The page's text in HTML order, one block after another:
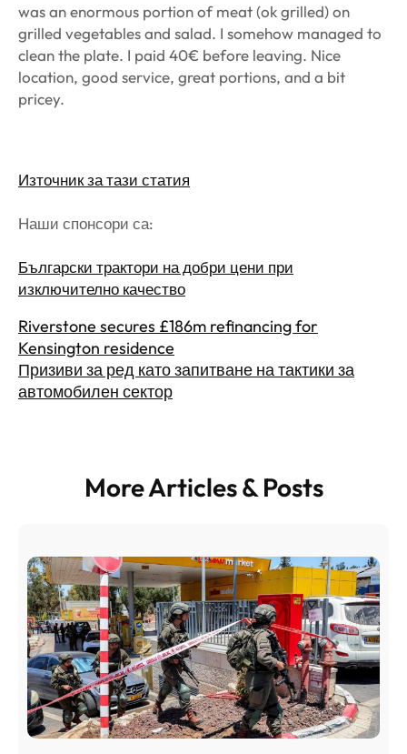
was an enormous portion of meat (ok grilled) on
grilled vegetables and salad. I somehow managed to
clean the plate. I paid 40€ before leaving. Nice
location, good service, great portions, and a bit
pricey.
Източник за тази статия
Наши спонсори са:
Български трактори на добри цени при
изключително качество
Riverstone secures £186m refinancing for
Kensington residence
Призиви за ред като запитване на тактики за
автомобилен сектор
More Articles & Posts